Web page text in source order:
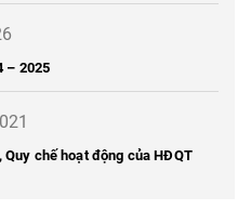
– 2025
chế hoạt động của HĐQT